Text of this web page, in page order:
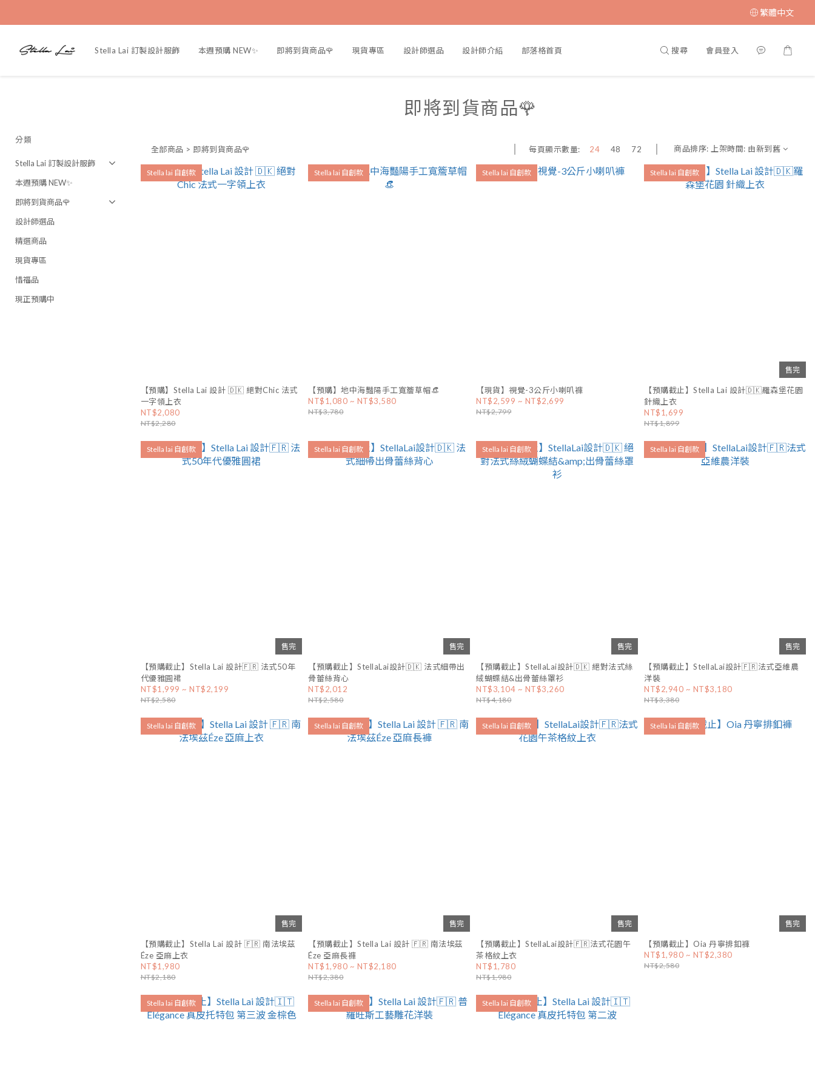
繁體中文
Stella Lai 訂製設計服飾 本週預購 NEW✨ 即將到貨商品🌹 現貨專區 設計師選品 設計師介紹 部落格首頁 搜尋 會員登入
分類
Stella Lai 訂製設計服飾
本週預購 NEW✨
即將到貨商品🌹
設計師選品
精選商品
現貨專區
惜福品
現正預購中
即將到貨商品🌹
全部商品 > 即將到貨商品🌹 每頁顯示數量: 24 48 72 商品排序: 上架時間: 由新到舊
Stella lai 自創款
【預購】Stella Lai 設計 🇩🇰 絕對Chic 法式
一字領上衣
NT$2,080
NT$2,280
Stella lai 自創款
【預購】地中海豔陽手工寬簷草帽👒
NT$1,080 ~ NT$3,580
NT$3,780
Stella lai 自創款
【現貨】視覺-3公斤小喇叭褲
NT$2,599 ~ NT$2,699
NT$2,799
Stella lai 自創款
售完
【預購截止】Stella Lai 設計🇩🇰羅森堡花園
針織上衣
NT$1,699
NT$1,899
Stella lai 自創款
售完
【預購截止】Stella Lai 設計🇫🇷 法式50年
代優雅圓裙
NT$1,999 ~ NT$2,199
NT$2,580
Stella lai 自創款
售完
【預購截止】StellaLai設計🇩🇰 法式細帶出
骨蕾絲背心
NT$2,012
NT$2,580
Stella lai 自創款
售完
【預購截止】StellaLai設計🇩🇰 絕對法式絲
絨蝴蝶結&出骨蕾絲罩衫
NT$3,104 ~ NT$3,260
NT$4,180
Stella lai 自創款
售完
【預購截止】StellaLai設計🇫🇷法式亞維農
洋裝
NT$2,940 ~ NT$3,180
NT$3,380
Stella lai 自創款
售完
【預購截止】Stella Lai 設計 🇫🇷 南法埃茲
Éze 亞麻上衣
NT$1,980
NT$2,180
Stella lai 自創款
售完
【預購截止】Stella Lai 設計 🇫🇷 南法埃茲
Éze 亞麻長褲
NT$1,980 ~ NT$2,180
NT$2,380
Stella lai 自創款
售完
【預購截止】StellaLai設計🇫🇷法式花園午
茶格紋上衣
NT$1,780
NT$1,980
Stella lai 自創款
售完
【預購截止】Oia 丹寧排釦褲
NT$1,980 ~ NT$2,380
NT$2,580
Stella lai 自創款 Stella lai 自創款 Stella lai 自創款